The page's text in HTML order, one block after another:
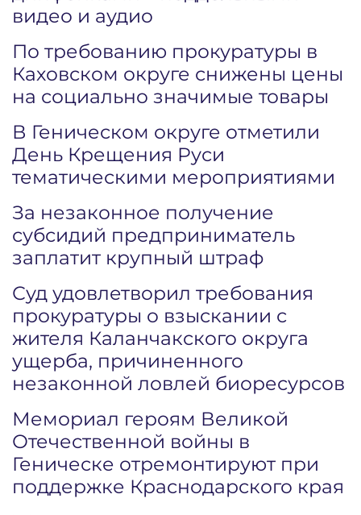
видео и аудио
По требованию прокуратуры в
Каховском округе снижены цены
на социально значимые товары
В Геническом округе отметили
День Крещения Руси
тематическими мероприятиями
За незаконное получение
субсидий предприниматель
заплатит крупный штраф
Суд удовлетворил требования
прокуратуры о взыскании с
жителя Каланчакского округа
ущерба, причиненного
незаконной ловлей биоресурсов
Мемориал героям Великой
Отечественной войны в
Геническе отремонтируют при
поддержке Краснодарского края